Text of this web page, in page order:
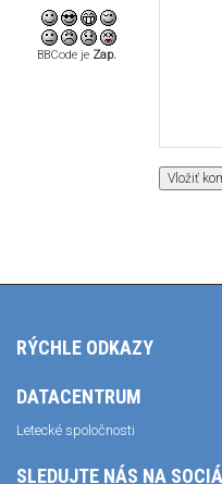
BBCode je Zap.
RÝCHLE ODKAZY
DATACENTRUM
Letecké spoločnosti
SLEDUJTE NÁS NA